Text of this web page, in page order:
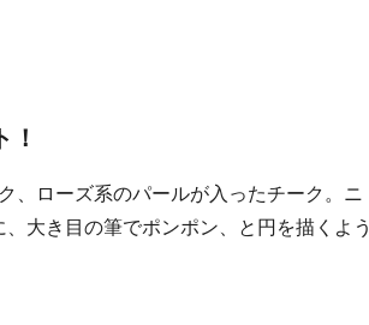
、ローズ系のパールが入ったチーク。ニ
大き目の筆でポンポン、と円を描くよう